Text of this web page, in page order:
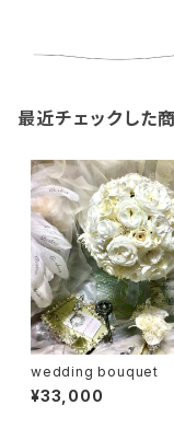
最近チェックした
wedding bouquet
¥33,000